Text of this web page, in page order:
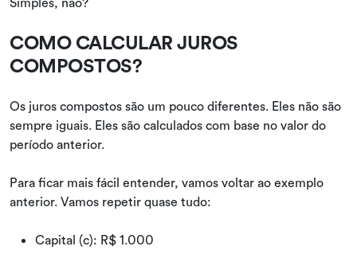
COMO CALCULAR JUROS
COMPOSTOS?
Os juros compostos são um pouco diferentes. Eles não são
sempre iguais. Eles são calculados com base no valor do
período anterior.
Para ficar mais fácil entender, vamos voltar ao exemplo
anterior. Vamos repetir quase tudo:
Capital (c): R$ 1.000